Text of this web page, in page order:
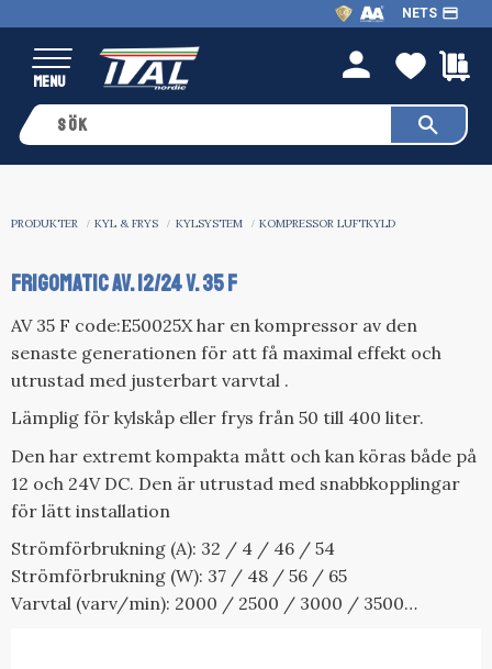
Meny
NETS payment
person
PRODUKTER KYL & FRYS KYLSYSTEM KOMPRESSOR LUFTKYLD
FRIGOMATIC AV. 12/24 V. 35 F
AV 35 F code:E50025X har en kompressor av den
senaste generationen för att få maximal effekt och
utrustad med justerbart varvtal .
Lämplig för kylskåp eller frys från 50 till 400 liter.
Den har extremt kompakta mått och kan köras både på
12 och 24V DC. Den är utrustad med snabbkopplingar
för lätt installation
Strömförbrukning (A): 32 / 4 / 46 / 54
Strömförbrukning (W): 37 / 48 / 56 / 65
Varvtal (varv/min): 2000 / 2500 / 3000 / 3500